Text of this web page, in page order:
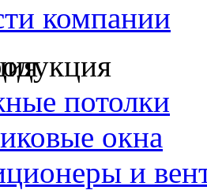
компании
потолки
окна
и